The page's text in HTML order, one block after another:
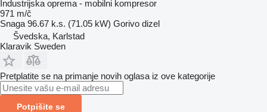
Industrijska oprema - mobilni kompresor
971 m/č
Snaga 96.67 k.s. (71.05 kW) Gorivo dizel
Švedska, Karlstad
Klaravik Sweden
Pretplatite se na primanje novih oglasa iz ove kategorije
Potpišite se